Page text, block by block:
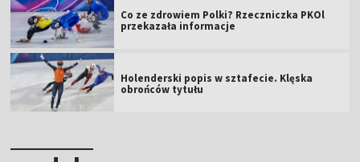
Co ze zdrowiem Polki? Rzeczniczka PKOl
przekazała informacje
Holenderski popis w sztafecie. Klęska
obrońców tytułu